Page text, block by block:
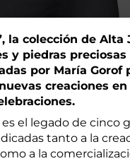
la colección de Alta
y piedras
por María Gorof
creaciones en
el legado de cinco
tanto a la
a la